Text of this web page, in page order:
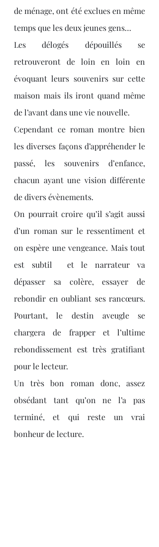
de ménage, ont été exclues en même
temps que les deux jeunes gens…
Les délogés dépouillés se
retrouveront de loin en loin en
évoquant leurs souvenirs sur cette
maison mais ils iront quand même
de l’avant dans une vie nouvelle.
Cependant ce roman montre bien
les diverses façons d’appréhender le
passé, les souvenirs d’enfance,
chacun ayant une vision différente
de divers évènements.
On pourrait croire qu’il s’agit aussi
d’un roman sur le ressentiment et
on espère une vengeance. Mais tout
est subtil  et le narrateur va
dépasser sa colère, essayer de
rebondir en oubliant ses rancœurs.
Pourtant, le destin aveugle se
chargera de frapper et l’ultime
rebondissement est très gratifiant
pour le lecteur.
Un très bon roman donc, assez
obsédant tant qu’on ne l’a pas
terminé, et qui reste un vrai
bonheur de lecture.